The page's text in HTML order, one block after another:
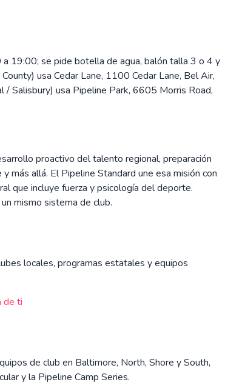
19:00; se pide botella de agua, balón talla 3 o 4 y
usa Cedar Lane, 1100 Cedar Lane, Bel Air,
Salisbury) usa Pipeline Park, 6605 Morris Road,
proactivo del talento regional, preparación
más allá. El Pipeline Standard une esa misión con
que incluye fuerza y psicología del deporte.
mismo sistema de club.
locales, programas estatales y equipos
de ti
de club en Baltimore, North, Shore y South,
y la Pipeline Camp Series.